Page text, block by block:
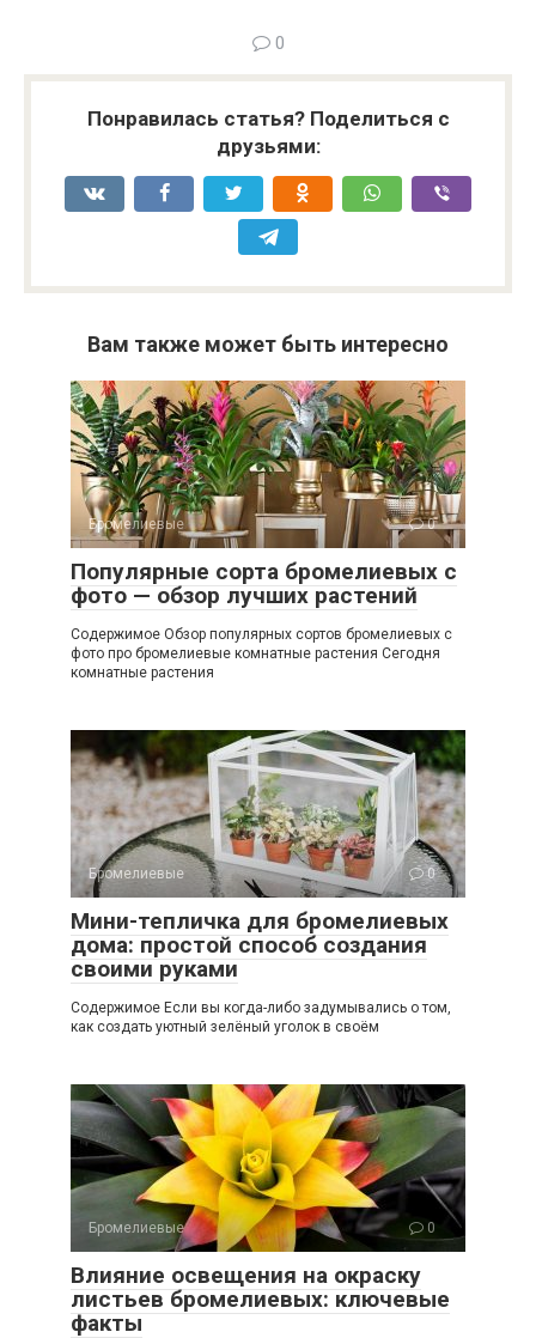
0
Понравилась статья? Поделиться с
друзьями:
Вам также может быть интересно
Бромелиевые 0
Популярные сорта бромелиевых с
фото — обзор лучших растений
Содержимое Обзор популярных сортов бромелиевых с
фото про бромелиевые комнатные растения Сегодня
комнатные растения
Бромелиевые 0
Мини-тепличка для бромелиевых
дома: простой способ создания
своими руками
Содержимое Если вы когда-либо задумывались о том,
как создать уютный зелёный уголок в своём
Бромелиевые 0
Влияние освещения на окраску
листьев бромелиевых: ключевые
факты